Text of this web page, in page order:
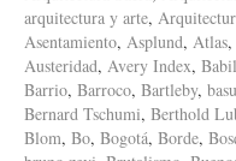
arquitectura y arte,
Asentamiento, Asplund, Atlas,
Austeridad, Avery Index,
Barrio, Barroco, Bartleby,
Bernard Tschumi, Berthold
Blom, Bo, Bogotá, Borde,